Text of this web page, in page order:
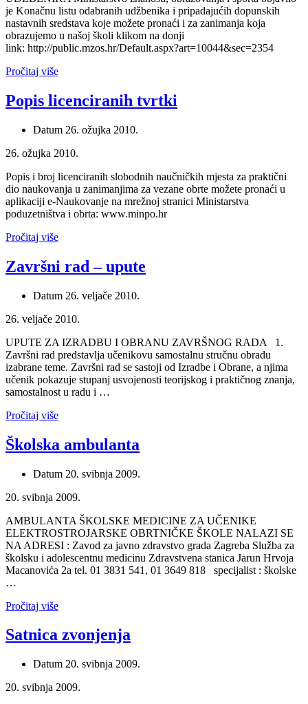
je Konačnu listu odabranih udžbenika i pripadajućih dopunskih
nastavnih sredstava koje možete pronaći i za zanimanja koja
obrazujemo u našoj školi klikom na donji
link: http://public.mzos.hr/Default.aspx?art=10044&sec=2354
Pročitaj više
Popis licenciranih tvrtki
Datum 26. ožujka 2010.
26. ožujka 2010.
Popis i broj licenciranih slobodnih naučničkih mjesta za praktični
dio naukovanja u zanimanjima za vezane obrte možete pronaći u
aplikaciji e-Naukovanje na mrežnoj stranici Ministarstva
poduzetništva i obrta: www.minpo.hr
Pročitaj više
Završni rad – upute
Datum 26. veljače 2010.
26. veljače 2010.
UPUTE ZA IZRADBU I OBRANU ZAVRŠNOG RADA 1.
Završni rad predstavlja učenikovu samostalnu stručnu obradu
izabrane teme. Završni rad se sastoji od Izradbe i Obrane, a njima
učenik pokazuje stupanj usvojenosti teorijskog i praktičnog znanja,
samostalnost u radu i …
Pročitaj više
Školska ambulanta
Datum 20. svibnja 2009.
20. svibnja 2009.
AMBULANTA ŠKOLSKE MEDICINE ZA UČENIKE
ELEKTROSTROJARSKE OBRTNIČKE ŠKOLE NALAZI SE
NA ADRESI : Zavod za javno zdravstvo grada Zagreba Služba za
školsku i adolescentnu medicinu Zdravstvena stanica Jarun Hrvoja
Macanovića 2a tel. 01 3831 541, 01 3649 818 specijalist : školske
…
Pročitaj više
Satnica zvonjenja
Datum 20. svibnja 2009.
20. svibnja 2009.